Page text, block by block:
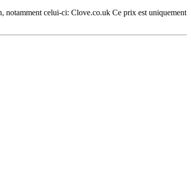
notamment celui-ci: Clove.co.uk Ce prix est uniquement